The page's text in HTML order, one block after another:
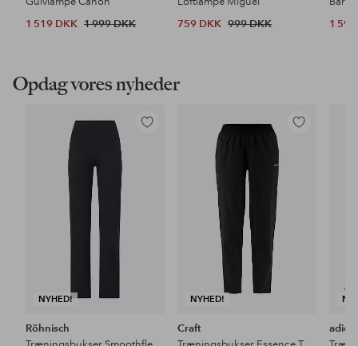
1 519 DKK 1 999 DKK
759 DKK 999 DKK
1
Opdag vores nyheder
NYHED!
Tilføj
Röhnisch
NYHED!
Tilføj
Craft